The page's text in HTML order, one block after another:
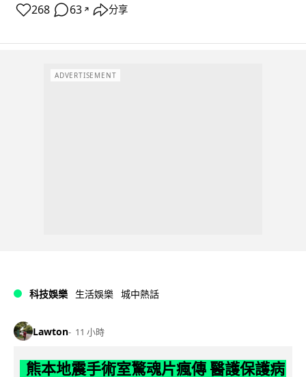
268 63 ↗ 分享
ADVERTISEMENT
科技娛樂 生活娛樂 城中熱話
Lawton 11 小時
熊本地震手術室驚魂片瘋傳 醫護保護病